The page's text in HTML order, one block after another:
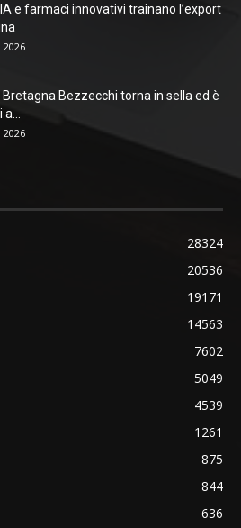
e farmaci innovativi trainano l’export
2026
Bretagna Bezzecchi torna in sella ed è
2026
28324
20536
19171
14563
7602
5049
4539
1261
875
844
636